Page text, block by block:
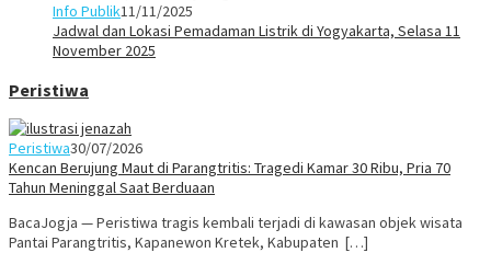
Info Publik11/11/2025
Jadwal dan Lokasi Pemadaman Listrik di Yogyakarta, Selasa 11
November 2025
Peristiwa
Peristiwa30/07/2026
Kencan Berujung Maut di Parangtritis: Tragedi Kamar 30 Ribu, Pria 70
Tahun Meninggal Saat Berduaan
BacaJogja — Peristiwa tragis kembali terjadi di kawasan objek wisata
Pantai Parangtritis, Kapanewon Kretek, Kabupaten […]